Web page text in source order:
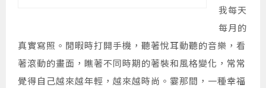
我每天
每月的
真實寫照。閒暇時打開手機，聽著悅耳動聽的音樂，看
著滾動的畫面，瞧著不同時期的著裝和風格變化，常常
覺得自己越來越年輕，越來越時尚。霎那間，一種幸福